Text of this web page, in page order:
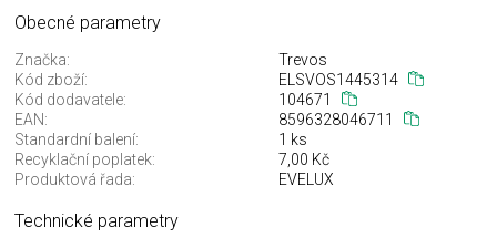
Obecné parametry
Značka:
Trevos
Kód zboží:
ELSVOS1445314
Kód dodavatele:
104671
EAN:
8596328046711
Standardní balení:
1 ks
Recyklační poplatek:
7,00 Kč
Produktová řada:
EVELUX
Technické parametry